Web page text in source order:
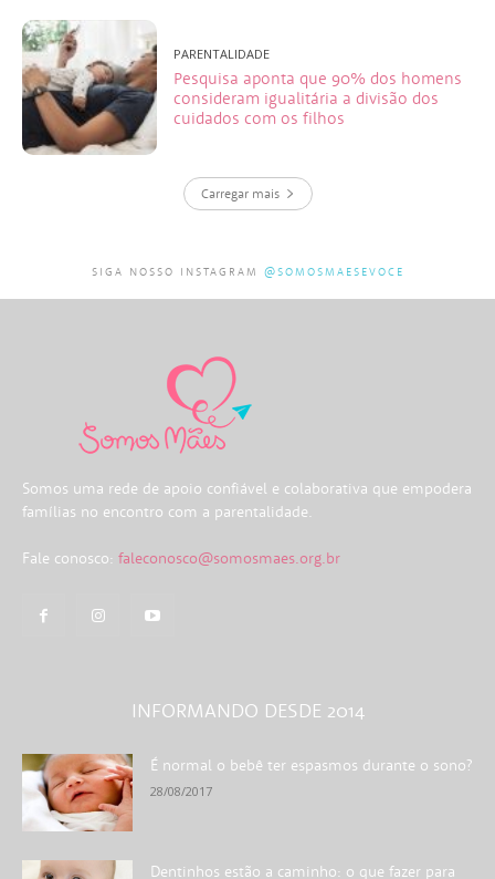
PARENTALIDADE
Pesquisa aponta que 90% dos homens
consideram igualitária a divisão dos
cuidados com os filhos
Carregar mais
SIGA NOSSO INSTAGRAM @SOMOSMAESEVOCE
Somos uma rede de apoio confiável e colaborativa que empodera
famílias no encontro com a parentalidade.
Fale conosco: faleconosco@somosmaes.org.br
INFORMANDO DESDE 2014
É normal o bebê ter espasmos durante o sono?
28/08/2017
Dentinhos estão a caminho: o que fazer para